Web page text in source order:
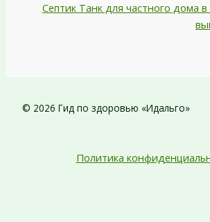
Септик Танк для частного дома
© 2026 Гид по здоровью «Идальго»
Политика